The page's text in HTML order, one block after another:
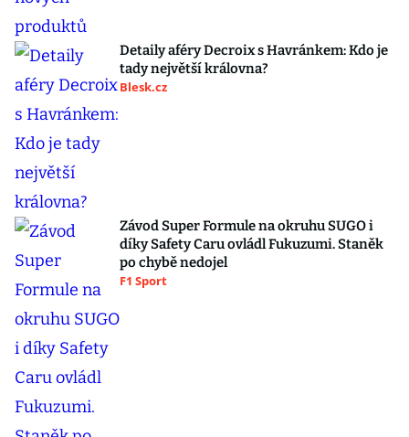
Detaily aféry Decroix s Havránkem: Kdo je
tady největší královna?
Blesk.cz
Závod Super Formule na okruhu SUGO i
díky Safety Caru ovládl Fukuzumi. Staněk
po chybě nedojel
F1 Sport